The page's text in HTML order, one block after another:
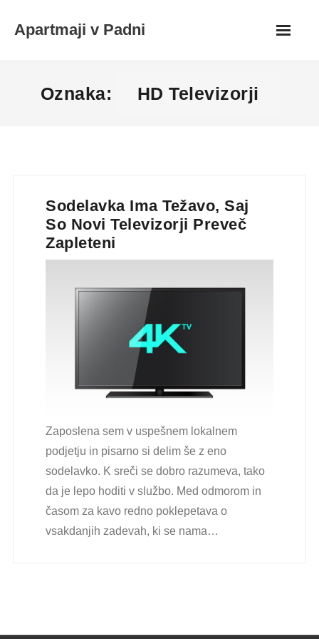
Apartmaji v Padni
Oznaka: HD Televizorji
Sodelavka Ima Težavo, Saj
So Novi Televizorji Preveč
Zapleteni
Zaposlena sem v uspešnem lokalnem
podjetju in pisarno si delim še z eno
sodelavko. K sreči se dobro razumeva, tako
da je lepo hoditi v službo. Med odmorom in
časom za kavo redno poklepetava o
vsakdanjih zadevah, ki se nama…